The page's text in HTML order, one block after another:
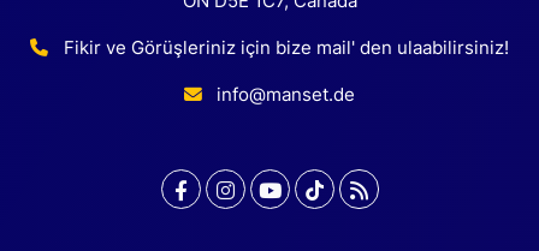
Fikir ve Görüşleriniz için bize mail' den ulaabilirsiniz!
info@manset.de